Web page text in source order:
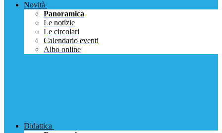
Novità
Panoramica
Le notizie
Le circolari
Calendario eventi
Albo online
Didattica